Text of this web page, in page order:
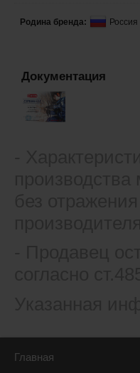
Родина бренда: Россия
Документация
Главная